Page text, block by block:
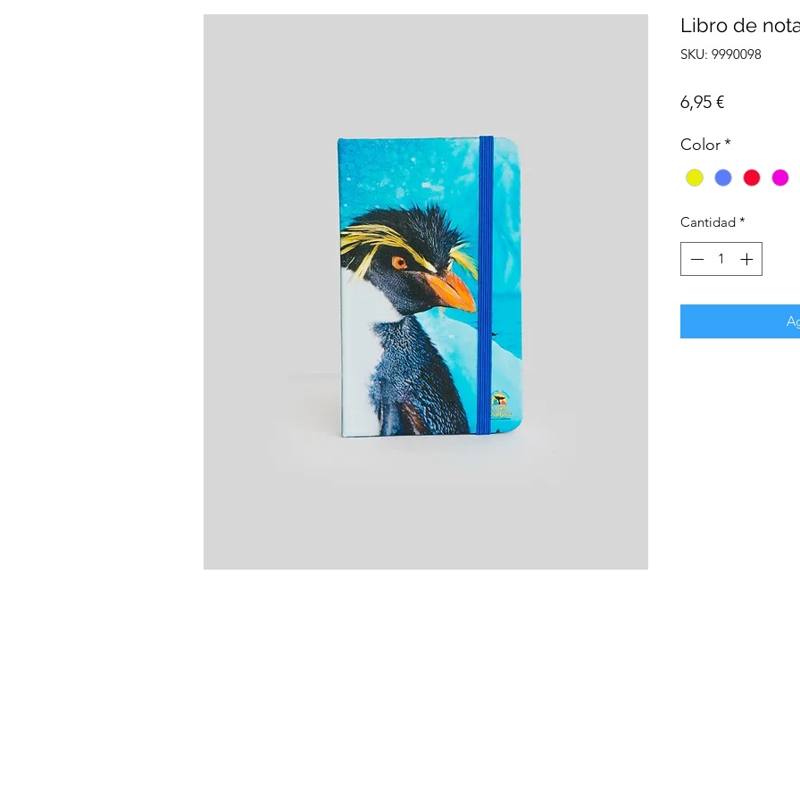
Libro de
SKU: 9990098
6,95 €Precio
Color*
Cantidad *